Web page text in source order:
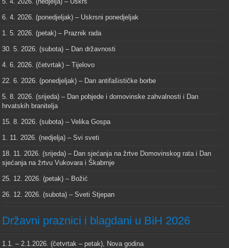
6. 4. 2026. (ponedjeljak) – Uskrsni ponedjeljak
1. 5. 2026. (petak) – Praznik rada
30. 5. 2026. (subota) – Dan državnosti
4. 6. 2026. (četvrtak) – Tijelovo
22. 6. 2026. (ponedjeljak) – Dan antifašističke borbe
5. 8. 2026. (srijeda) – Dan pobjede i domovinske zahvalnosti i Dan
hrvatskih branitelja
15. 8. 2026. (subota) – Velika Gospa
1. 11. 2026. (nedjelja) – Svi sveti
18. 11. 2026. (srijeda) – Dan sjećanja na žrtve Domovinskog rata i Dan
sjećanja na žrtvu Vukovara i Škabrnje
25. 12. 2026. (petak) – Božić
26. 12. 2026. (subota) – Sveti Stjepan
Državni praznici i blagdani u BiH 2026
1.1. – 2.1.2026. (četvrtak – petak), Nova godina